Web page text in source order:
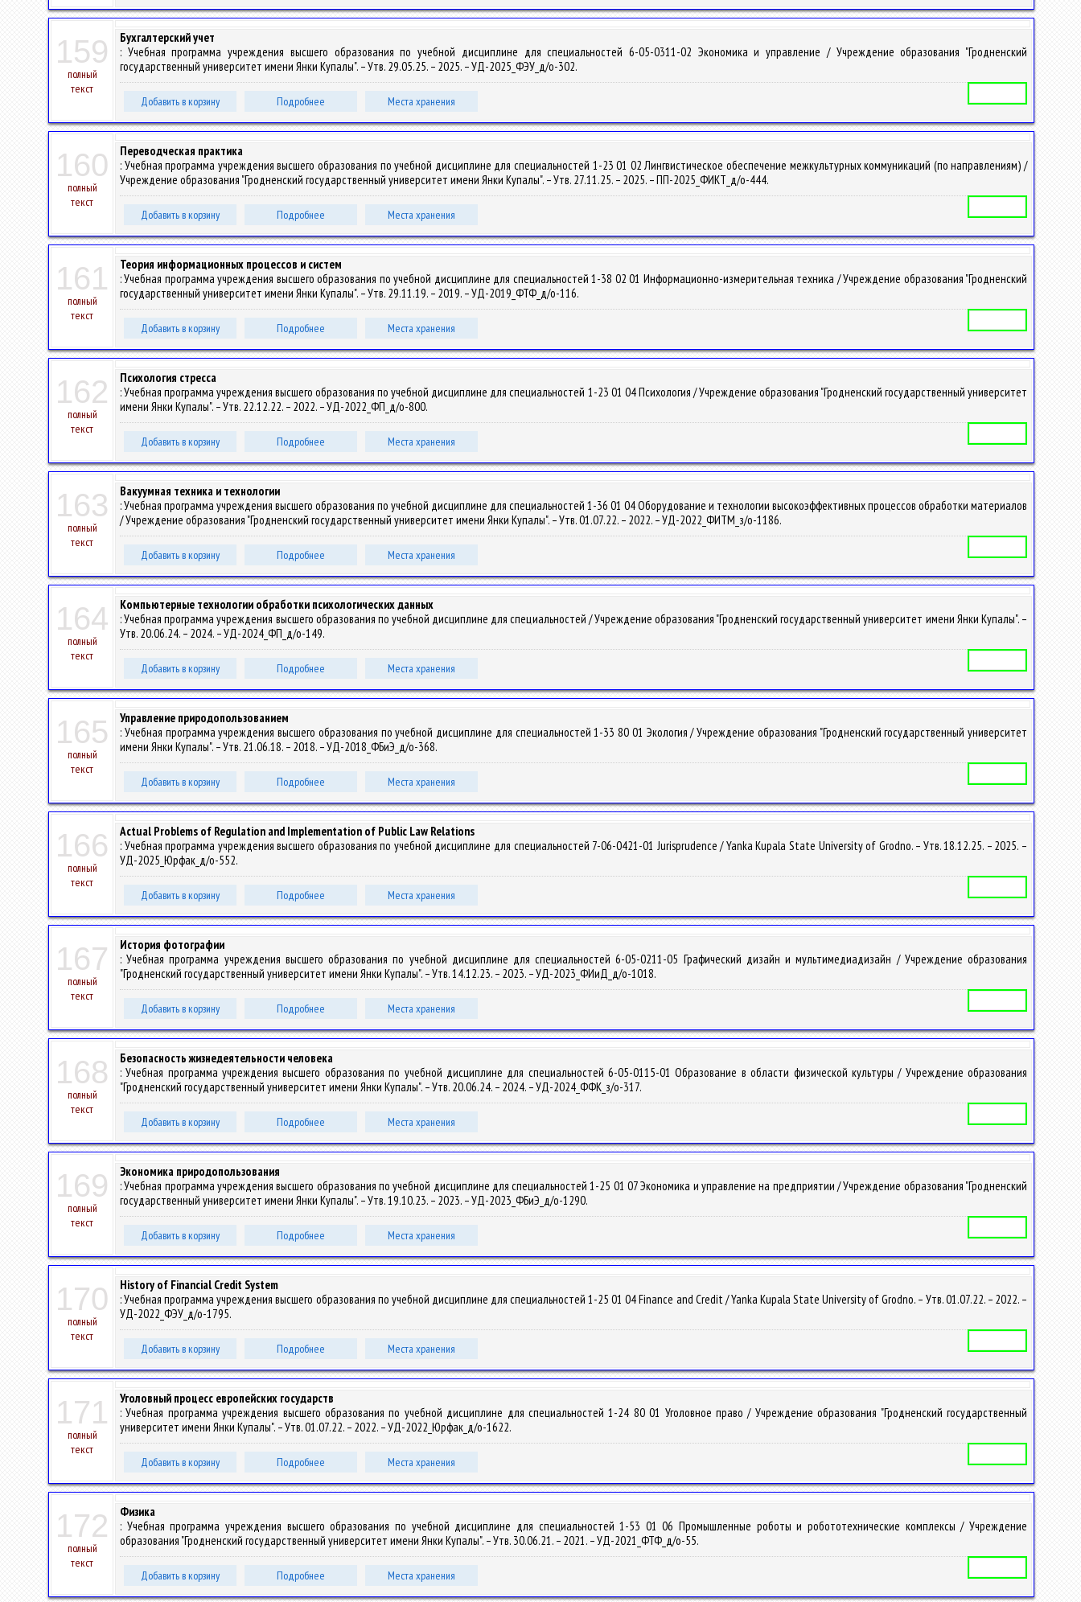
159
полный
текст
Бухгалтерский учет
: Учебная программа учреждения высшего образования по учебной дисциплине для специальностей 6-05-0311-02 Экономика и управление / Учреждение образования "Гродненский
государственный университет имени Янки Купалы". – Утв. 29.05.25. – 2025. – УД-2025_ФЭУ_д/о-302.
Добавить в корзину Подробнее Места хранения
160
полный
текст
Переводческая практика
: Учебная программа учреждения высшего образования по учебной дисциплине для специальностей 1-23 01 02 Лингвистическое обеспечение межкультурных коммуникаций (по направлениям) /
Учреждение образования "Гродненский государственный университет имени Янки Купалы". – Утв. 27.11.25. – 2025. – ПП-2025_ФИКТ_д/о-444.
Добавить в корзину Подробнее Места хранения
161
полный
текст
Теория информационных процессов и систем
: Учебная программа учреждения высшего образования по учебной дисциплине для специальностей 1-38 02 01 Информационно-измерительная техника / Учреждение образования "Гродненский
государственный университет имени Янки Купалы". – Утв. 29.11.19. – 2019. – УД-2019_ФТФ_д/о-116.
Добавить в корзину Подробнее Места хранения
162
полный
текст
Психология стресса
: Учебная программа учреждения высшего образования по учебной дисциплине для специальностей 1-23 01 04 Психология / Учреждение образования "Гродненский государственный университет
имени Янки Купалы". – Утв. 22.12.22. – 2022. – УД-2022_ФП_д/о-800.
Добавить в корзину Подробнее Места хранения
163
полный
текст
Вакуумная техника и технологии
: Учебная программа учреждения высшего образования по учебной дисциплине для специальностей 1-36 01 04 Оборудование и технологии высокоэффективных процессов обработки материалов
/ Учреждение образования "Гродненский государственный университет имени Янки Купалы". – Утв. 01.07.22. – 2022. – УД-2022_ФИТМ_з/о-1186.
Добавить в корзину Подробнее Места хранения
164
полный
текст
Компьютерные технологии обработки психологических данных
: Учебная программа учреждения высшего образования по учебной дисциплине для специальностей / Учреждение образования "Гродненский государственный университет имени Янки Купалы". –
Утв. 20.06.24. – 2024. – УД-2024_ФП_д/о-149.
Добавить в корзину Подробнее Места хранения
165
полный
текст
Управление природопользованием
: Учебная программа учреждения высшего образования по учебной дисциплине для специальностей 1-33 80 01 Экология / Учреждение образования "Гродненский государственный университет
имени Янки Купалы". – Утв. 21.06.18. – 2018. – УД-2018_ФБиЭ_д/о-368.
Добавить в корзину Подробнее Места хранения
166
полный
текст
Actual Problems of Regulation and Implementation of Public Law Relations
: Учебная программа учреждения высшего образования по учебной дисциплине для специальностей 7-06-0421-01 Jurisprudence / Yanka Kupala State University of Grodno. – Утв. 18.12.25. – 2025. –
УД-2025_Юрфак_д/о-552.
Добавить в корзину Подробнее Места хранения
167
полный
текст
История фотографии
: Учебная программа учреждения высшего образования по учебной дисциплине для специальностей 6-05-0211-05 Графический дизайн и мультимедиадизайн / Учреждение образования
"Гродненский государственный университет имени Янки Купалы". – Утв. 14.12.23. – 2023. – УД-2023_ФИиД_д/о-1018.
Добавить в корзину Подробнее Места хранения
168
полный
текст
Безопасность жизнедеятельности человека
: Учебная программа учреждения высшего образования по учебной дисциплине для специальностей 6-05-0115-01 Образование в области физической культуры / Учреждение образования
"Гродненский государственный университет имени Янки Купалы". – Утв. 20.06.24. – 2024. – УД-2024_ФФК_з/о-317.
Добавить в корзину Подробнее Места хранения
169
полный
текст
Экономика природопользования
: Учебная программа учреждения высшего образования по учебной дисциплине для специальностей 1-25 01 07 Экономика и управление на предприятии / Учреждение образования "Гродненский
государственный университет имени Янки Купалы". – Утв. 19.10.23. – 2023. – УД-2023_ФБиЭ_д/о-1290.
Добавить в корзину Подробнее Места хранения
170
полный
текст
History of Financial Credit System
: Учебная программа учреждения высшего образования по учебной дисциплине для специальностей 1-25 01 04 Finance and Credit / Yanka Kupala State University of Grodno. – Утв. 01.07.22. – 2022. –
УД-2022_ФЭУ_д/о-1795.
Добавить в корзину Подробнее Места хранения
171
полный
текст
Уголовный процесс европейских государств
: Учебная программа учреждения высшего образования по учебной дисциплине для специальностей 1-24 80 01 Уголовное право / Учреждение образования "Гродненский государственный
университет имени Янки Купалы". – Утв. 01.07.22. – 2022. – УД-2022_Юрфак_д/о-1622.
Добавить в корзину Подробнее Места хранения
172
полный
текст
Физика
: Учебная программа учреждения высшего образования по учебной дисциплине для специальностей 1-53 01 06 Промышленные роботы и робототехнические комплексы / Учреждение
образования "Гродненский государственный университет имени Янки Купалы". – Утв. 30.06.21. – 2021. – УД-2021_ФТФ_д/о-55.
Добавить в корзину Подробнее Места хранения